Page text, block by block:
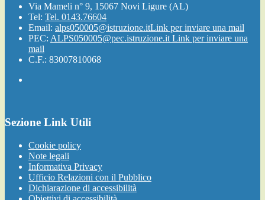
Via Mameli n° 9, 15067 Novi Ligure (AL)
Tel: Tel. 0143.76604
Email: alps050005@istruzione.itLink per inviare una mail
PEC: ALPS050005@pec.istruzione.it Link per inviare una
mail
C.F.: 83007810068
Sezione Link Utili
Cookie policy
Note legali
Informativa Privacy
Ufficio Relazioni con il Pubblico
Dichiarazione di accessibilità